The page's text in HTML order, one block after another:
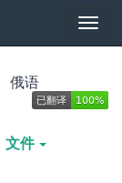
展
开/
起
导
俄语
文件